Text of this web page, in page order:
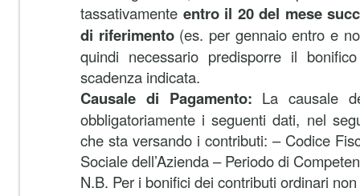
tassativamente entro il 20 del mese
di riferimento(es. per gennaio entro e
quindi necessario predisporre il
scadenza indicata.
Causale di Pagamento: La causale
obbligatoriamente i seguenti dati, nel
che sta versando i contributi: – Codice
Sociale dell’Azienda – Periodo di
N.B. Per i bonifici dei contributi ordinari